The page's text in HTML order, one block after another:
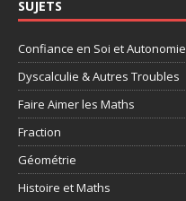
SUJETS
Confiance en Soi et Autonomie
Dyscalculie & Autres Troubles
Faire Aimer les Maths
Fraction
Géométrie
Histoire et Maths